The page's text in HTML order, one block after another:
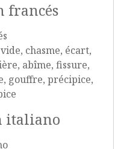
francés
chasme, écart,
abîme, fissure,
gouffre, précipice,
italiano